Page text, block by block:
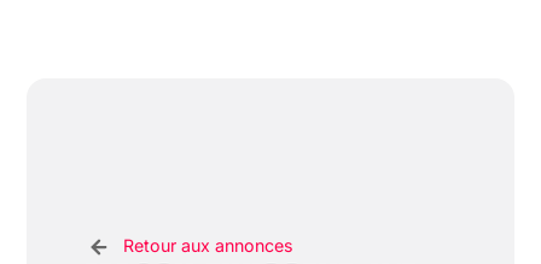
Retour aux annonces